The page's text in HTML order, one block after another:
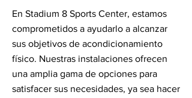
En Stadium 8 Sports Center, estamos
comprometidos a ayudarlo a alcanzar
sus objetivos de acondicionamiento
físico. Nuestras instalaciones ofrecen
una amplia gama de opciones para
satisfacer sus necesidades, ya sea hacer